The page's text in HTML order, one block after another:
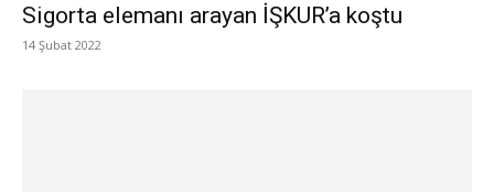
Sigorta elemanı arayan İŞKUR’a koştu
14 Şubat 2022